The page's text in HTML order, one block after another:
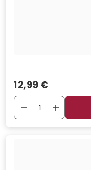
Säuglingsnahrung
Zubereitungsanleitung auf
Zubereitung oder
Zahnpflege ab dem ersten
Verkaufspreis
12,99 €